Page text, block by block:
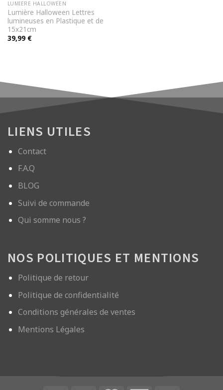
LUMIERE HALLOWEEN
Lumière Halloween Lettres
lumineuses en Plastique et de
15x21cm
39,99 €
LIENS UTILES
Contact
F.A.Q
BLOG
Suivi de commande
Qui somme nous ?
NOS POLITIQUES ET MENTIONS
Politique de retour
Politique de confidentialité
Conditions générales de ventes
Mentions Légales